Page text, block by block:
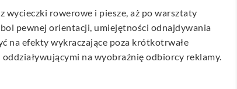
wycieczki rowerowe i piesze, aż po warsztaty
pewnej orientacji, umiejętności odnajdywania
na efekty wykraczające poza krótkotrwałe
na wyobraźnię odbiorcy reklamy.